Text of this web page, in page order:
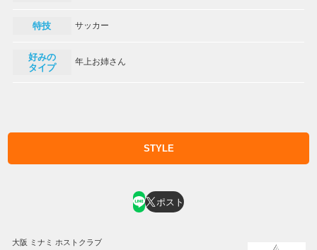
特技 サッカー
好みの
タイプ
年上お姉さん
STYLE
ポスト
大阪 ミナミ ホストクラブ